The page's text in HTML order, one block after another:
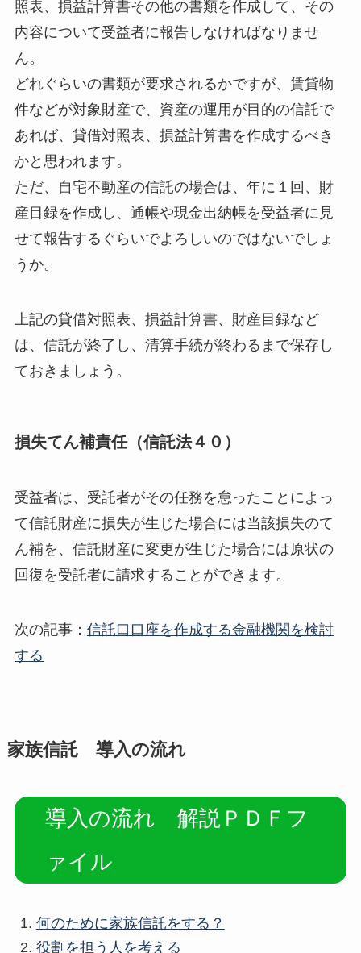
照表、損益計算書その他の書類を作成して、その
内容について受益者に報告しなければなりませ
ん。
どれぐらいの書類が要求されるかですが、賃貸物
件などが対象財産で、資産の運用が目的の信託で
あれば、貸借対照表、損益計算書を作成するべき
かと思われます。
ただ、自宅不動産の信託の場合は、年に１回、財
産目録を作成し、通帳や現金出納帳を受益者に見
せて報告するぐらいでよろしいのではないでしょ
うか。
上記の貸借対照表、損益計算書、財産目録など
は、信託が終了し、清算手続が終わるまで保存し
ておきましょう。
損失てん補責任（信託法４０）
受益者は、受託者がその任務を怠ったことによっ
て信託財産に損失が生じた場合には当該損失のて
ん補を、信託財産に変更が生じた場合には原状の
回復を受託者に請求することができます。
次の記事： 信託口口座を作成する金融機関を検討
する
家族信託 導入の流れ
導入の流れ 解説ＰＤＦフ
ァイル
何のために家族信託をする？
役割を担う人を考える